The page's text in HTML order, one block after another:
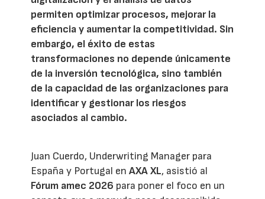
permiten optimizar procesos, mejorar la
eficiencia y aumentar la competitividad. Sin
embargo, el éxito de estas
transformaciones no depende únicamente
de la inversión tecnológica, sino también
de la capacidad de las organizaciones para
identificar y gestionar los riesgos
asociados al cambio.
Juan Cuerdo, Underwriting Manager para
España y Portugal enAXA XL, asistió al
Fórum amec 2026 para poner el foco en un